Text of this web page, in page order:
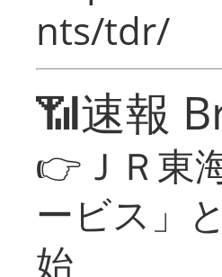
nts/tdr/
📶速報
👉ＪＲ東
ービス」
始